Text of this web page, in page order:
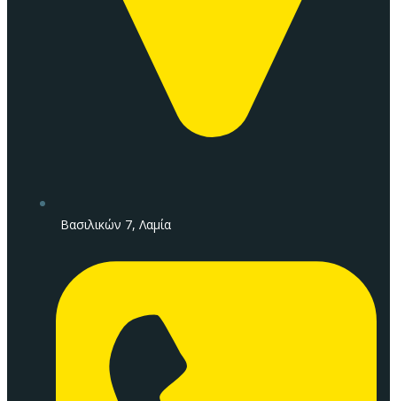
Βασιλικών 7, Λαμία